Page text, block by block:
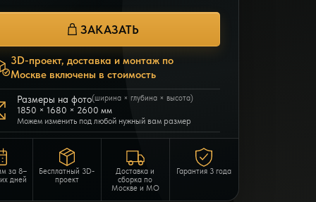
ЗАКАЗАТЬ
3D-проект, доставка и монтаж по
Москве включены в стоимость
Размеры на фото(ширина × глубина × высота)
1850 × 1680 × 2600 мм
Можем изменить под любой нужный вам размер
за 8–
дней
Бесплатный 3D-
проект
Доставка и
сборка по
Москве и МО
Гарантия 3 года